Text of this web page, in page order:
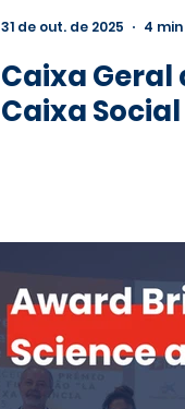
Caixa Geral
Caixa
31 de out. de 2025 4